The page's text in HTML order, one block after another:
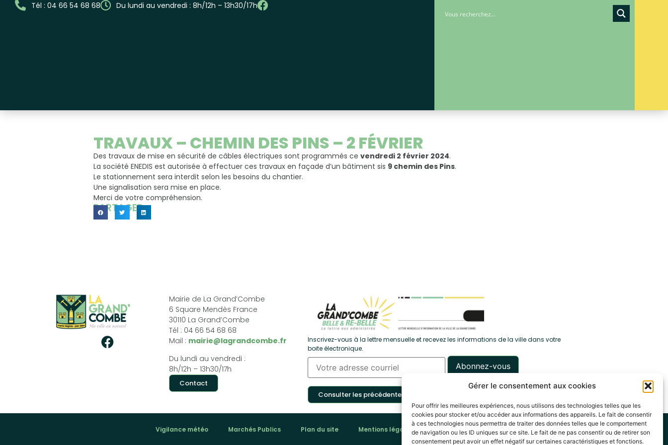
Gérer le consentement aux cookies
Pour offrir les meilleures expériences, nous utilisons des technologies telles que les
cookies pour stocker et/ou accéder aux informations des appareils. Le fait de consentir
à ces technologies nous permettra de traiter des données telles que le comportement
de navigation ou les ID uniques sur ce site. Le fait de ne pas consentir ou de retirer son
consentement peut avoir un effet négatif sur certaines caractéristiques et fonctions.
Tél : 04 66 54 68 68 Du lundi au vendredi : 8h/12h – 13h30/17h
TRAVAUX – CHEMIN DES PINS – 2 FÉVRIER
Des travaux de mise en sécurité de câbles électriques sont programmés ce vendredi 2 février 2024.
La société ENEDIS est autorisée à effectuer ces travaux en façade d’un bâtiment sis 9 chemin des Pins.
Le stationnement sera interdit selon les besoins du chantier.
Une signalisation sera mise en place.
Merci de votre compréhension.
PARTAGER...
Mairie de La Grand’Combe
6 Square Mendès France
30110 La Grand’Combe
Tél : 04 66 54 68 68
Mail : mairie@lagrandcombe.fr
Du lundi au vendredi :
8h/12h – 13h30/17h
Contact
Inscrivez-vous à la lettre mensuelle et recevez les informations de la ville dans votre
boite électronique.
Consulter les précédentes
Vigilance météo Marchés Publics Plan du site Mentions légales Politique de cookies (UE)